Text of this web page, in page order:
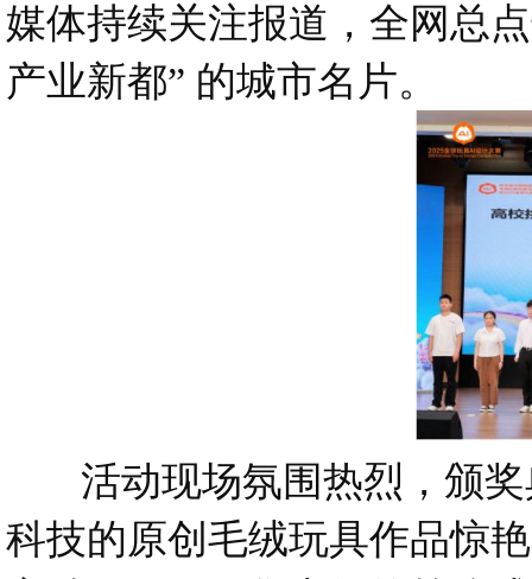
媒体持续关注报道，全网总
产业新都” 的城市名片。
活动现场氛围热烈，颁奖
科技的原创毛绒玩具作品惊